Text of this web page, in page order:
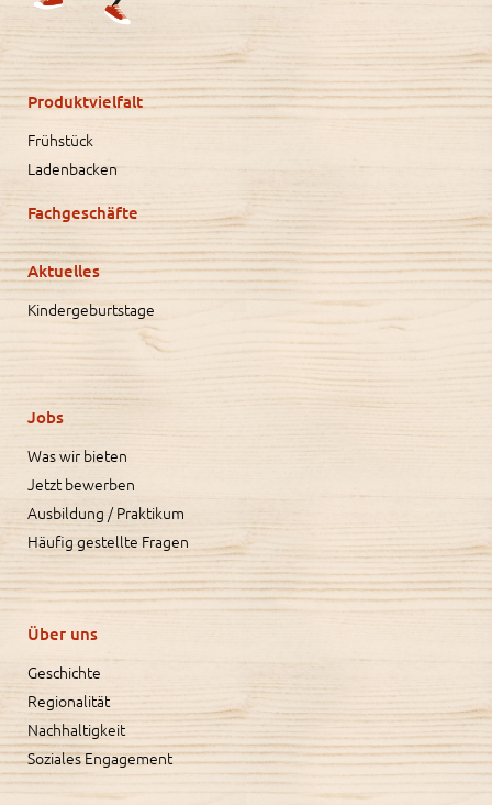
Produktvielfalt
Frühstück
Ladenbacken
Fachgeschäfte
Aktuelles
Kindergeburtstage
Jobs
Was wir bieten
Jetzt bewerben
Ausbildung / Praktikum
Häufig gestellte Fragen
Über uns
Geschichte
Regionalität
Nachhaltigkeit
Soziales Engagement